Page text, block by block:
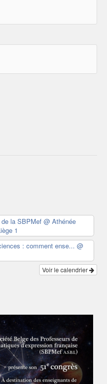
de la SBPMef@ Athénée
1
: comment ense... @
Voir le calendrier